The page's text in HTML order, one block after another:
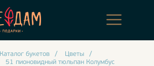
Каталог букетов / Цветы
/
51 пионовидный тюльпан Колумбус